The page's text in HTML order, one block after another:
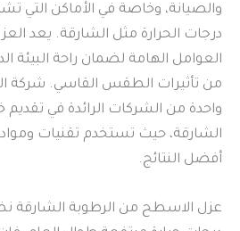
والصيانة، وخاصة في الأماكن التي
درجات الحرارة مثل الشارقة. يعد
العوامل الهامة لضمان راحة البيئة
من تأثيرات الطقس القاسي. شركة
واحدة من الشركات الرائدة في
الشارقة، حيث تستخدم تقنيات
أفضل النتائج.
عزل الاسطح من الرطوبة الشارقة